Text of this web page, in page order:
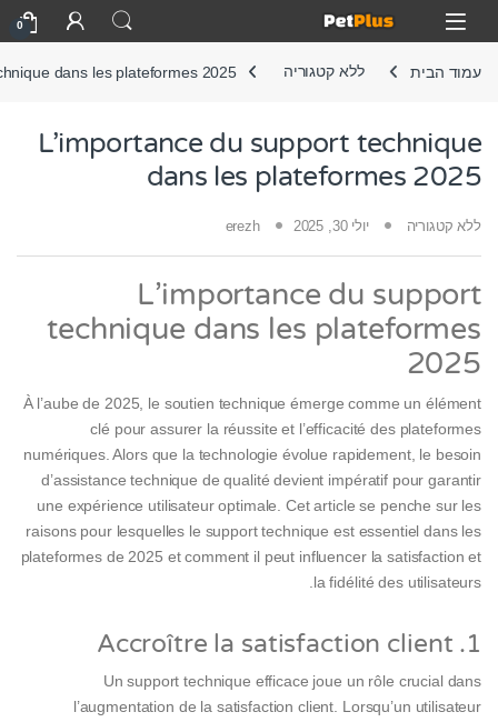
Skip to navigation
Skip to content
Open
0
עמוד הבית ללא קטגוריה dans les plateformes 2025
L’importance du support technique
dans les plateformes 2025
ללא קטגוריה יולי 30, 2025 erezh
L’importance du support
technique dans les plateformes
2025
À l’aube de 2025, le soutien technique émerge comme un élément
clé pour assurer la réussite et l’efficacité des plateformes
numériques. Alors que la technologie évolue rapidement, le besoin
d’assistance technique de qualité devient impératif pour garantir
une expérience utilisateur optimale. Cet article se penche sur les
raisons pour lesquelles le support technique est essentiel dans les
plateformes de 2025 et comment il peut influencer la satisfaction et
la fidélité des utilisateurs.
1. Accroître la satisfaction client
Un support technique efficace joue un rôle crucial dans
l’augmentation de la satisfaction client. Lorsqu’un utilisateur